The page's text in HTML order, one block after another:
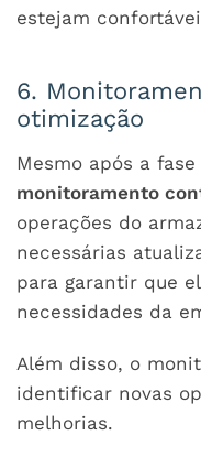
estejam
6.
otimização
Mesmo após a
monitoramento
operações do
necessárias
para garantir que
necessidades da
Além disso, o
identificar novas
melhorias.